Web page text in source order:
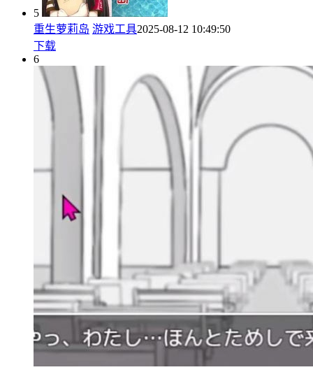
5
重生萝莉岛 游戏工具2025-08-12 10:49:50
下载
6